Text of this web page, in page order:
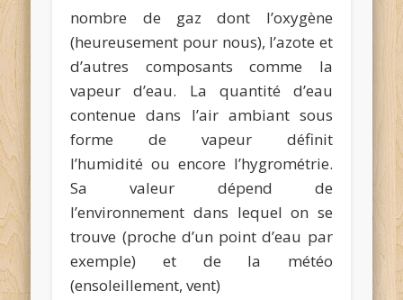
nombre de gaz dont l’oxygène
(heureusement pour nous), l’azote et
d’autres composants comme la
vapeur d’eau. La quantité d’eau
contenue dans l’air ambiant sous
forme de vapeur définit
l’humidité ou encore l’hygrométrie.
Sa valeur dépend de
l’environnement dans lequel on se
trouve (proche d’un point d’eau par
exemple) et de la météo
(ensoleillement, vent)